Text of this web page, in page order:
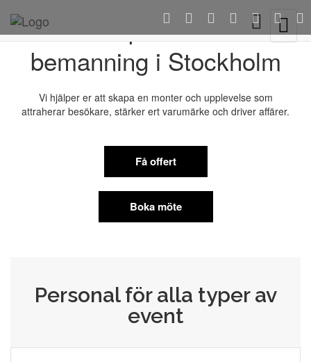
Toggle
Eventpersonal &
bemanning i Stockholm
Vi hjälper er att skapa en monter och upplevelse som
attraherar besökare, stärker ert varumärke och driver affärer.
Få offert
Boka möte
Personal för alla typer av
event